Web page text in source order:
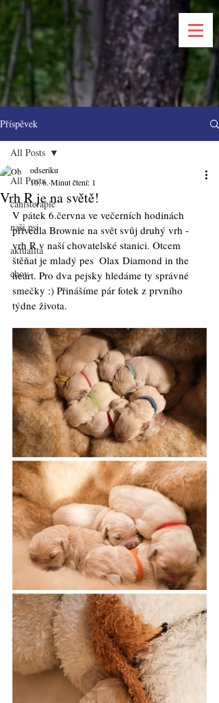
Příspěvek
All Posts
canisterapie
naši psi
aktualita
chov
All Posts
Vrh R je na světě!
odseriku
10. 6. Minut čtení: 1
V pátek 6.června ve večerních hodinách
přivedla Brownie na svět svůj druhý vrh -
vrh R v naší chovatelské stanici. Otcem
štěňat je mladý pes  Olax Diamond in the
heart. Pro dva pejsky hledáme ty správné
smečky :) Přinášíme pár fotek z prvního
týdne života.